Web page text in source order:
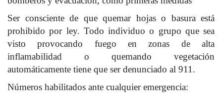
Ser consciente de que quemar hojas o basura está
prohibido por ley. Todo individuo o grupo que sea
visto provocando fuego en zonas de alta
inflamabilidad o quemando vegetación
automáticamente tiene que ser denunciado al 911.
Números habilitados ante cualquier emergencia: